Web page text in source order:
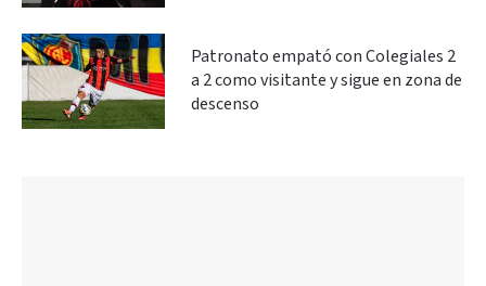
Patronato empató con Colegiales 2
a 2 como visitante y sigue en zona de
descenso